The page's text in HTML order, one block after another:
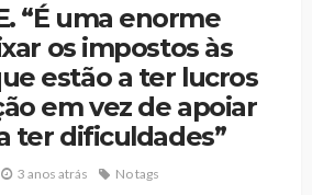
“É uma enorme
os impostos às
estão a ter lucros
em vez de apoiar
ter dificuldades”
3 anos atrás No tags